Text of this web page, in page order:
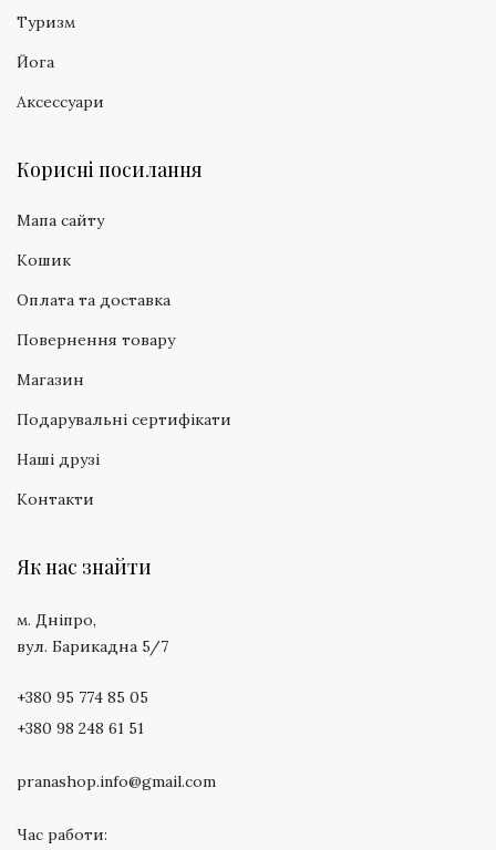
Туризм
Йога
Аксессуари
Корисні посилання
Мапа сайту
Кошик
Оплата та доставка
Повернення товару
Магазин
Подарувальні сертифікати
Наші друзі
Контакти
Як нас знайти
м. Дніпро,
вул. Барикадна 5/7
+380 95 774 85 05
+380 98 248 61 51
pranashop.info@gmail.com
Час работи: